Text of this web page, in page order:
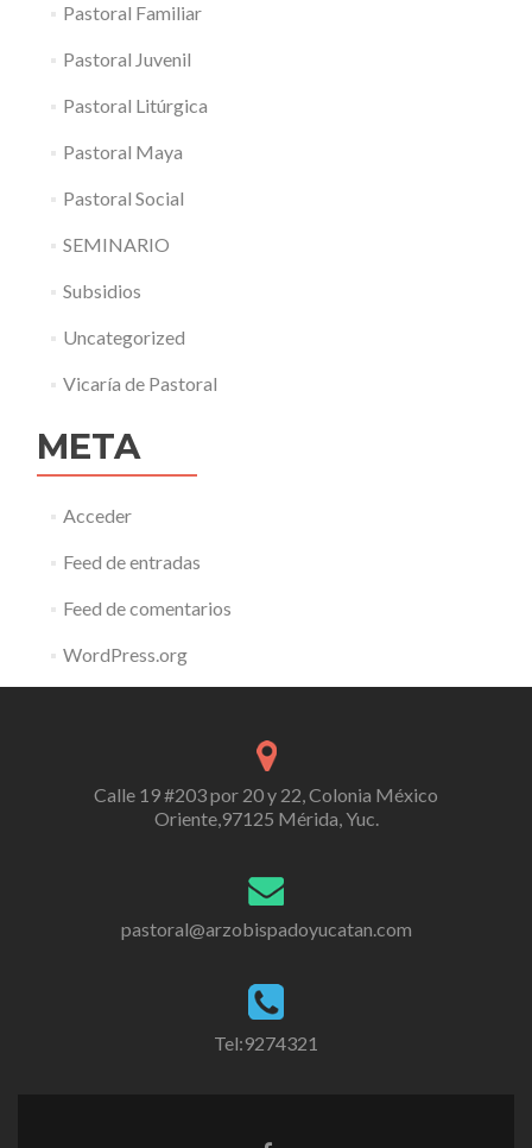
Pastoral Familiar
Pastoral Juvenil
Pastoral Litúrgica
Pastoral Maya
Pastoral Social
SEMINARIO
Subsidios
Uncategorized
Vicaría de Pastoral
META
Acceder
Feed de entradas
Feed de comentarios
WordPress.org
Calle 19 #203 por 20 y 22, Colonia México
Oriente,97125 Mérida, Yuc.
pastoral@arzobispadoyucatan.com
Tel:9274321